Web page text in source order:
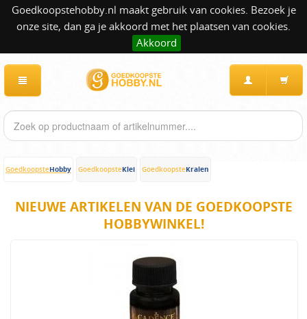
Goedkoopstehobby.nl maakt gebruik van cookies. Bezoek je
onze site, dan ga je akkoord met het plaatsen van cookies.
Akkoord
GoedkoopsteHobby GoedkoopsteKlei GoedkoopsteKralen
NIEUWE ARTIKELEN VAN DE GOEDKOOPSTE
HOBBYWINKEL!